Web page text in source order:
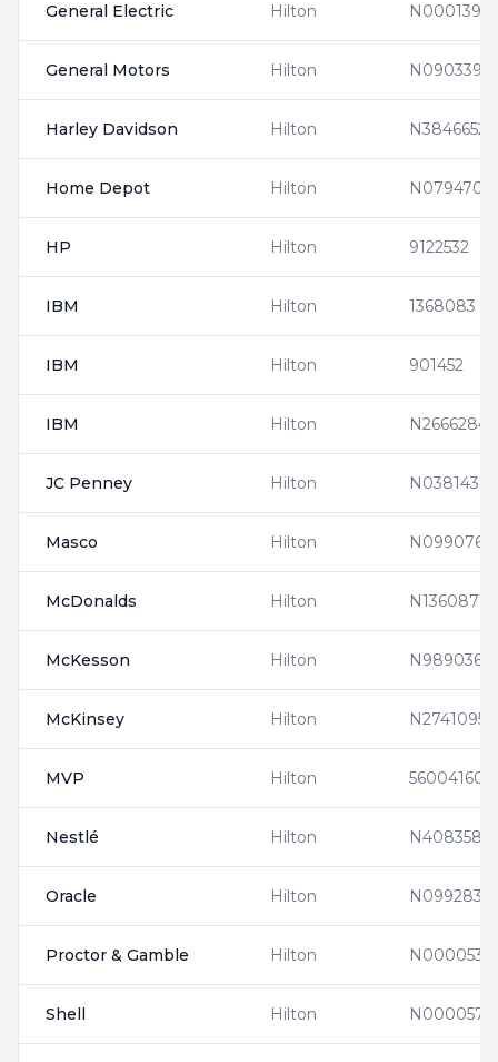
General Electric Hilton N0001398
General Motors Hilton N0903395
Harley Davidson Hilton N3846652
Home Depot Hilton N0794705
HP Hilton 9122532
IBM Hilton 1368083
IBM Hilton 901452
IBM Hilton N2666284
JC Penney Hilton N0381437
Masco Hilton N0990761
McDonalds Hilton N1360871
McKesson Hilton N9890367
McKinsey Hilton N2741095
MVP Hilton 560041604
Nestlé Hilton N4083580
Oracle Hilton N0992835
Proctor & Gamble Hilton N0000537
Shell Hilton N0000576